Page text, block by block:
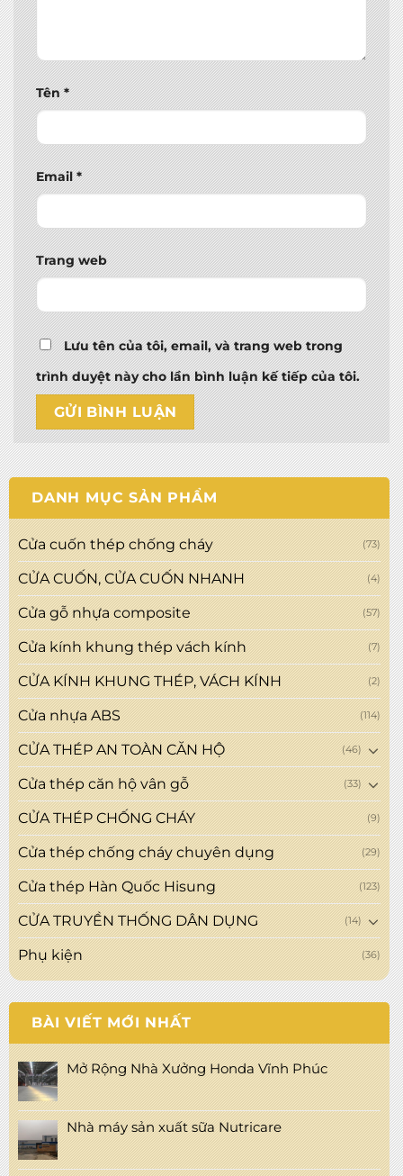
Tên*
Email*
Trang web
Lưu tên của tôi, email, và trang web trong
trình duyệt này cho lần bình luận kế tiếp của tôi.
DANH MỤC SẢN PHẨM
Cửa cuốn thép chống cháy (73)
CỬA CUỐN, CỬA CUỐN NHANH (4)
Cửa gỗ nhựa composite (57)
Cửa kính khung thép vách kính (7)
CỬA KÍNH KHUNG THÉP, VÁCH KÍNH (2)
Cửa nhựa ABS (114)
CỬA THÉP AN TOÀN CĂN HỘ (46)
Cửa thép căn hộ vân gỗ (33)
CỬA THÉP CHỐNG CHÁY (9)
Cửa thép chống cháy chuyên dụng (29)
Cửa thép Hàn Quốc Hisung (123)
CỬA TRUYỀN THỐNG DÂN DỤNG (14)
Phụ kiện (36)
BÀI VIẾT MỚI NHẤT
Mở Rộng Nhà Xưởng Honda Vĩnh Phúc
Nhà máy sản xuất sữa Nutricare